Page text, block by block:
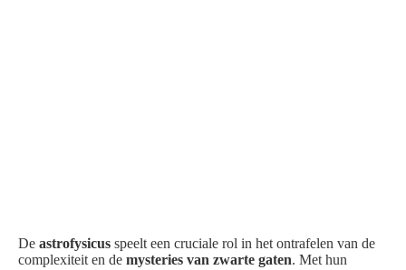
De astrofysicus speelt een cruciale rol in het ontrafelen van de
complexiteit en de mysteries van zwarte gaten. Met hun